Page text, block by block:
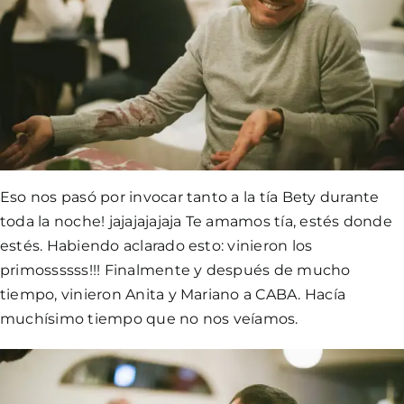
Search
Eso nos pasó por invocar tanto a la tía Bety durante
toda la noche! jajajajajaja Te amamos tía, estés donde
estés. Habiendo aclarado esto: vinieron los
primossssss!!! Finalmente y después de mucho
tiempo, vinieron Anita y Mariano a CABA. Hacía
muchísimo tiempo que no nos veíamos.